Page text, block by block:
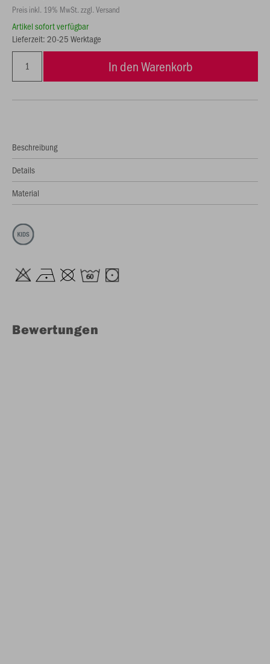
Preis inkl. 19% MwSt. zzgl. Versand
Artikel sofort verfügbar
Lieferzeit: 20-25 Werktage
In den Warenkorb
Beschreibung
Details
Material
Bewertungen